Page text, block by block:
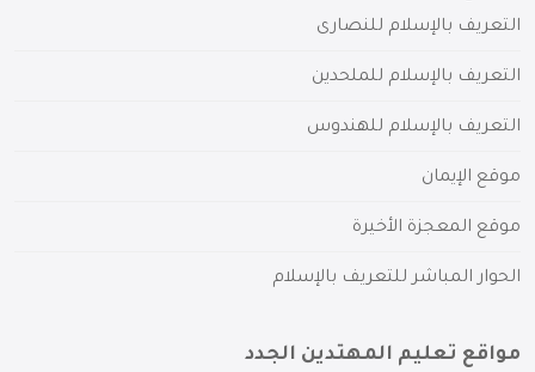
التعريف بالإسلام للنصارى
التعريف بالإسلام للملحدين
التعريف بالإسلام للهندوس
موقع الإيمان
موقع المعجزة الأخيرة
الحوار المباشر للتعريف بالإسلام
مواقع تعليم المهتدين الجدد